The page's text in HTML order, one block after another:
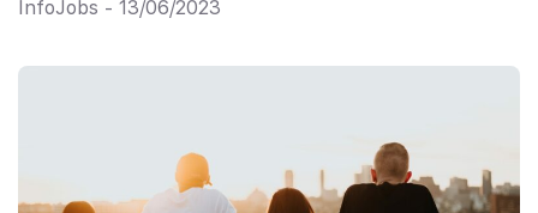
InfoJobs - 13/06/2023